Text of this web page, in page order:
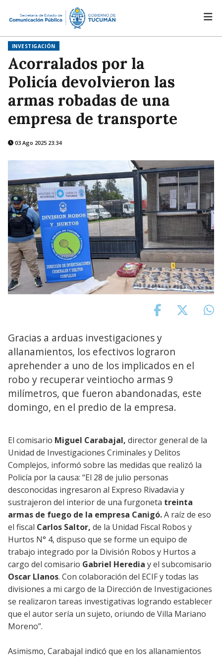
INVESTIGACIÓN
Acorralados por la
Policía devolvieron las
armas robadas de una
empresa de transporte
03 Ago 2025 23:34
Gracias a arduas investigaciones y
allanamientos, los efectivos lograron
aprehender a uno de los implicados en el
robo y recuperar veintiocho armas 9
milímetros, que fueron abandonadas, este
domingo, en el predio de la empresa.
El comisario Miguel Carabajal, director general de la
Unidad de Investigaciones Criminales y Delitos
Complejos, informó sobre las medidas que realizó la
Policía por la causa: “El 28 de julio personas
desconocidas ingresaron al Expreso Rivadavia y
sustrajeron del interior de una furgoneta treinta
armas de fuego de la empresa Canigó.A raíz de eso
el fiscal Carlos Saltor, de la Unidad Fiscal Robos y
Hurtos N° 4, dispuso que se forme un equipo de
trabajo integrado por la División Robos y Hurtos a
cargo del comisario Gabriel Heredia y el subcomisario
Oscar Llanos. Con colaboración del ECIF y todas las
divisiones a mi cargo de la Dirección de Investigaciones
se realizaron tareas investigativas logrando establecer
que el autor sería un sujeto, oriundo de Villa Mariano
Moreno”.
Asimismo, Carabajal indicó que en los allanamientos